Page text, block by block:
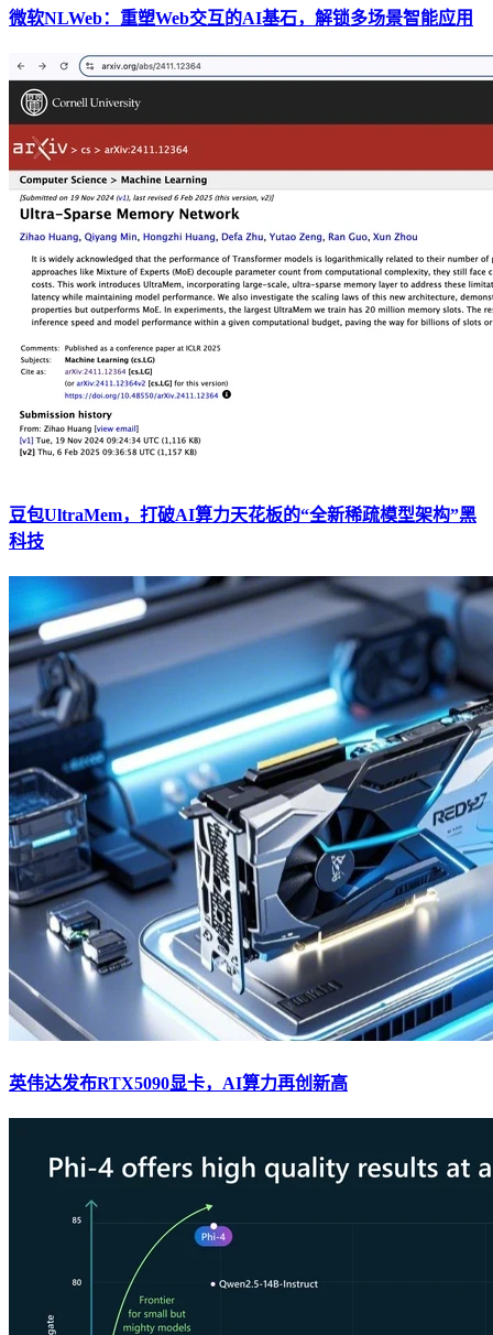
微软NLWeb：重塑Web交互的AI基石，解锁多场景智能应用
豆包UltraMem，打破AI算力天花板的“全新稀疏模型架构”黑
科技
英伟达发布RTX5090显卡，AI算力再创新高